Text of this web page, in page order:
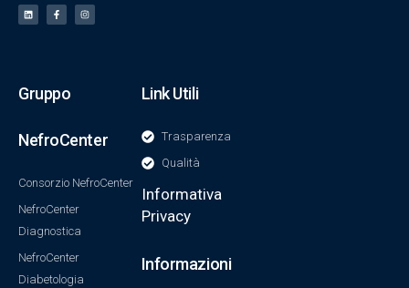
Gruppo
NefroCenter
Consorzio NefroCenter
NefroCenter
Diagnostica
NefroCenter
Diabetologia
Link Utili
Trasparenza
Qualità
Informativa
Privacy
Informazioni